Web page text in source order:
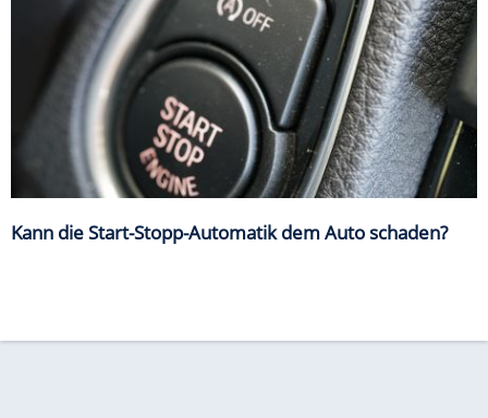
Kann die Start-Stopp-Automatik dem Auto schaden?